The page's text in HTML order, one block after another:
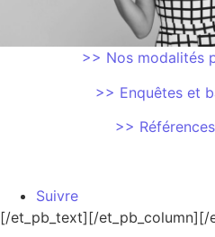
>> Nos modalités
>> Enquêtes et
>>
Suivre
[/et_pb_text][/et_pb_column][/